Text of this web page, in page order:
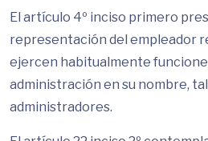
El artículo 4º inciso primero
representación del empleador
ejercen habitualmente
administración en su nombre,
administradores.